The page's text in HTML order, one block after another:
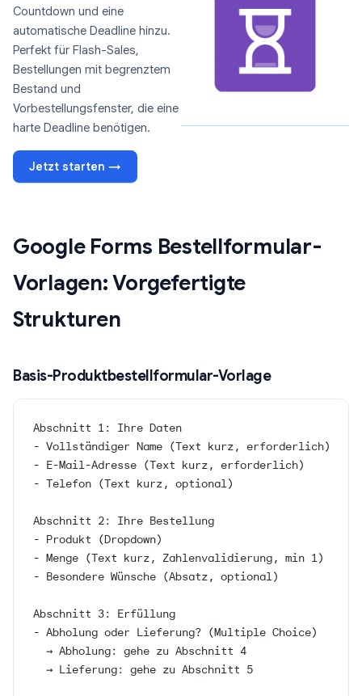
Countdown und eine
automatische Deadline hinzu.
Perfekt für Flash-Sales,
Bestellungen mit begrenztem
Bestand und
Vorbestellungsfenster, die eine
harte Deadline benötigen.
Jetzt starten →
Google Forms Bestellformular-
Vorlagen: Vorgefertigte
Strukturen
Basis-Produktbestellformular-Vorlage
Abschnitt 1: Ihre Daten
- Vollständiger Name (Text kurz, erforderlich)
- E-Mail-Adresse (Text kurz, erforderlich)
- Telefon (Text kurz, optional)
Abschnitt 2: Ihre Bestellung
- Produkt (Dropdown)
- Menge (Text kurz, Zahlenvalidierung, min 1)
- Besondere Wünsche (Absatz, optional)
Abschnitt 3: Erfüllung
- Abholung oder Lieferung? (Multiple Choice)
  → Abholung: gehe zu Abschnitt 4
  → Lieferung: gehe zu Abschnitt 5